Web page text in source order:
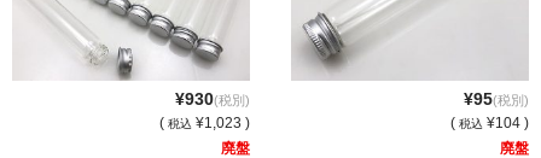
¥930(税別)
( 税込 ¥1,023 )
廃盤
¥95(税別)
( 税込 ¥104 )
廃盤